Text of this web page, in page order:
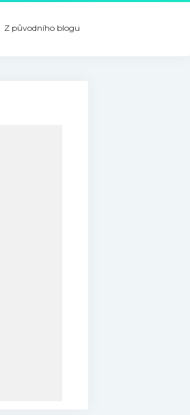
Z původního blogu